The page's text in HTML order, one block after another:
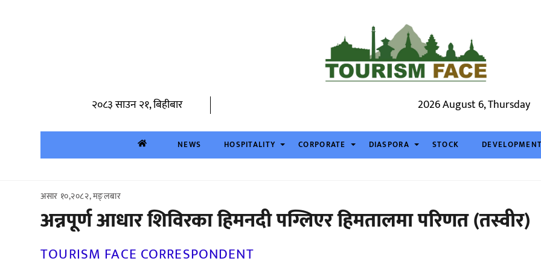
२०८३ साउन २१, बिहीबार 2026 August 6, Thursday
NEWS HOSPITALITY CORPORATE DIASPORA STOCK DEVELOPMENT
असार १०,२०८२, मङ्लबार
अन्नपूर्ण आधार शिविरका हिमनदी पग्लिएर हिमतालमा परिणत (तस्वीर)
TOURISM FACE CORRESPONDENT